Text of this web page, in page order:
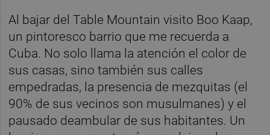
Al bajar del Table Mountain visito Boo Kaap,
un pintoresco barrio que me recuerda a
Cuba. No solo llama la atención el color de
sus casas, sino también sus calles
empedradas, la presencia de mezquitas (el
90% de sus vecinos son musulmanes) y el
pausado deambular de sus habitantes. Un